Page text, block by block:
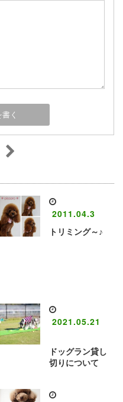
2011.04.3
トリミング～♪
2021.05.21
ドッグラン貸し
切りについて